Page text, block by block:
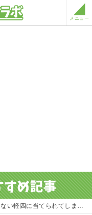
メニュー
軽四に当てられてしまう。